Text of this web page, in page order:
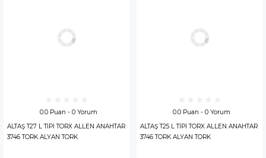
0.0 Puan - 0 Yorum
ALTAŞ T27 L TİPİ TORX ALLEN ANAHTAR
3746 TORK ALYAN TORK
0.0 Puan - 0 Yorum
ALTAŞ T25 L TİPİ TORX ALLEN ANAHTAR
3746 TORK ALYAN TORK